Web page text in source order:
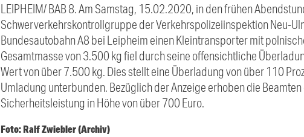
LEIPHEIM/ BAB 8. Am Samstag, 15.02.2020, in den frühen
Schwerverkehrskontrollgruppe der Verkehrspolizeiinspektion Neu-
Bundesautobahn A8 bei Leipheim einen Kleintransporter mit
Gesamtmasse von 3.500 kg fiel durch seine offensichtliche
Wert von über 7.500 kg. Dies stellt eine Überladung von über 110
Umladung unterbunden. Bezüglich der Anzeige erhoben die
Sicherheitsleistung in Höhe von über 700 Euro.
Foto: Ralf Zwiebler (Archiv)